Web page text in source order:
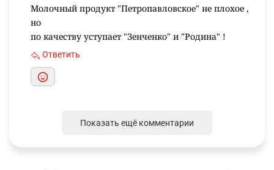
Молочный продукт "Петропавловское" не плохое ,
но
по качеству уступает "Зенченко" и "Родина" !
Ответить
Показать ещё комментарии